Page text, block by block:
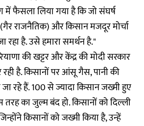
में फैसला लिया गया है कि जो संघर्ष
राजनैतिक) और किसान मजदूर मोर्चा
है. उसे हमारा समर्थन है."
की खट्टर और केंद्र की मोदी सरकार
है. किसानों पर आंसू गैस, पानी की
रहे हैं. 100 से ज्यादा किसान जख्मी हुए
का जुल्म बंद हो. किसानों को दिल्ली
किसानों को जख्मी किया है, उन्हें